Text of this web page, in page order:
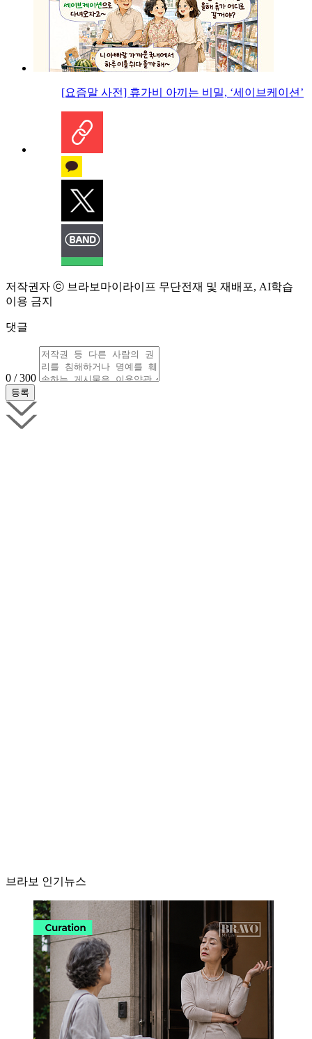
[요즘말 사전] 휴가비 아끼는 비밀, ‘세이브케이션’
저작권자 ⓒ 브라보마이라이프 무단전재 및 재배포, AI학습
이용 금지
댓글
0 / 300
브라보 인기뉴스